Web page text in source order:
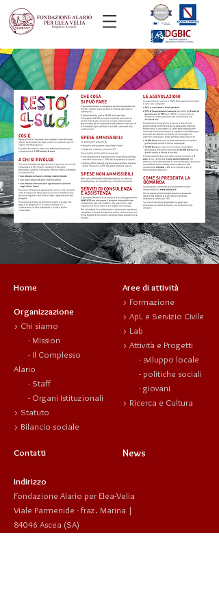
Home
Organizzazione
> Chi siamo
- Mission
- Il Complesso
Alario
- Staff
- Organi Istituzionali
> Statuto
> Bilancio sociale
Aree di attività
> Formazione
> ApL e Servizio Civile
> Lab
> Attività e Progetti
- sviluppo locale
- politiche sociali
-giovani
> Ricerca e Cultura
News
Contatti
indirizzo
Fondazione Alario per Elea-Velia
Viale Parmenide - fraz. Marina |
84046 Ascea (SA)